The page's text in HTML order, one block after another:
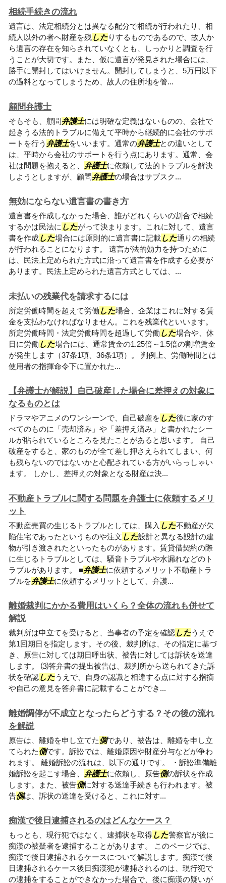
相続手続きの流れ
遺言は、法定相続分とは異なる配分で相続が行われたり、相
続人以外の者へ財産を残したりするものであるので、故人か
ら遺言の存在を知らされていなくとも、しっかりと調査を行
うことが大切です。また、仮に遺言が発見された場合には、
勝手に開封してはいけません。開封してしまうと、5万円以下
の過料となってしまうため、故人の住所地を管...
顧問弁護士
そもそも、顧問弁護士には明確な定義はないものの、会社で
起きうる法的トラブルに備えて平時から継続的に会社のサポ
ートを行う 弁護士をいいます。通常の弁護士との違いとして
は、平時から会社のサポートを行う点にあります。通常、会
社は問題を抱えると、 弁護士に依頼して法的トラブルを解決
しようとしますが、顧問弁護士の場合はサブスク...
無効にならない遺言書の書き方
遺言書を作成しなかった場合、誰がどれくらいの割合で相続
するかは民法に したがって決まります。これに対して、遺言
書を作成した場合には原則的に遺言書に記載した通りの相続
が行われることになります。 遺言が法的効力を持つために
は、民法上定められた方式に沿って遺言書を作成する必要が
あります。民法上定められた遺言方式としては、...
未払いの残業代を請求するには
所定労働時間を超えて労働 した場合、企業はこれに対する賃
金を支払わなければなりません。これを残業代といいます。
所定労働時間・法定労働時間を超過して労働 した場合や、休
日に労働 した場合には、通常賃金の1.25倍～1.5倍の割増賃金
が発生します（37条1項、36条1項）。 判例上、労働時間とは
使用者の指揮命令下に置かれた...
【弁護士が解説】自己破産した場合に差押えの対象に
なるものとは
ドラマやアニメのワンシーンで、自己破産を した後に家のす
べてのものに「売却済み」や「差押え済み」と書かれたシー
ルが貼られているところを見たことがあると思います。 自己
破産をすると、家のものが全て差し押さえられてしまい、何
も残らないのではないかと心配されている方がいらっしゃい
ます。 しかし、差押えの対象となる財産は決...
不動産トラブルに関する問題を弁護士に依頼するメリ
ット
不動産売買の生じるトラブルとしては、購入 した不動産が欠
陥住宅であったというものや注文 した設計と異なる設計の建
物が引き渡されたといったものがあります。賃貸借契約の際
に生じるトラブルとしては、騒音トラブルや水漏れなどのト
ラブルがあります。 ■弁護士に依頼するメリット不動産トラ
ブルを弁護士に依頼するメリットとして、弁護...
離婚裁判にかかる費用はいくら？全体の流れも併せて
解説
裁判所は申立てを受けると、当事者の予定を確認したうえで
第1回期日を指定します。その後、裁判所は、その指定に基づ
き、原告に対しては期日呼出状、被告に対しては訴状を送達
します。 ⑶答弁書の提出被告は、裁判所から送られてきた訴
状を確認したうえで、自身の認識と相違する点に対する指摘
や自己の意見を答弁書に記載することができ...
離婚調停が不成立となったらどうする？その後の流れ
を解説
原告は、離婚を申し立てた側であり、被告は、離婚を申し立
てられた側です。訴訟では、離婚原因や財産分与などが争わ
れます。 離婚訴訟の流れは、以下の通りです。 ・訴訟準備離
婚訴訟を起こす場合、 弁護士に依頼し、原告側の訴状を作成
します。また、被告側に対する送達手続きも行われます。被
告側は、訴状の送達を受けると、これに対す...
痴漢で後日逮捕されるのはどんなケース？
もっとも、現行犯ではなく、逮捕状を取得した警察官が後に
痴漢の被疑者を逮捕することがあります。 このページでは、
痴漢で後日逮捕されるケースについて解説します。痴漢で後
日逮捕されるケース後日痴漢犯が逮捕されるのは、現行犯で
の逮捕をすることができなかった場合で、後に痴漢の疑いが